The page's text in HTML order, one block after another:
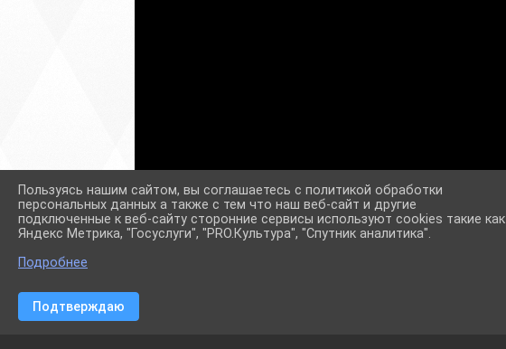
Пользуясь нашим сайтом, вы соглашаетесь с политикой обработки
персональных данных а также с тем что наш веб-сайт и другие
подключенные к веб-сайту сторонние сервисы используют cookies такие как
Яндекс Метрика, "Госуслуги", "PRO.Культура", "Спутник аналитика".
Подробнее
Подтверждаю